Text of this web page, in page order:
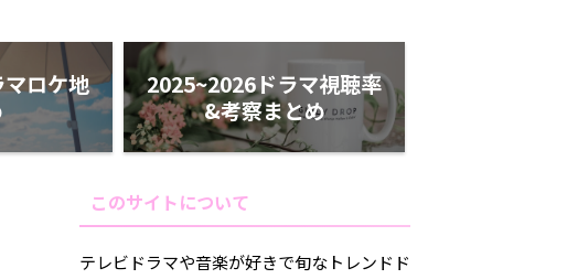
ロケ地
2025~2026ドラマ視聴率
&考察まとめ
このサイトについて
テレビドラマや音楽が好きで旬なトレンドド